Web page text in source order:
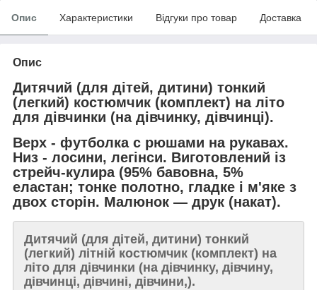
Опис Характеристики Відгуки про товар Доставка
Опис
Дитячий (для дітей, дитини) тонкий
(легкий) костюмчик (комплект) на літо
для дівчинки (на дівчинку, дівчинці).
Верх - футболка c рюшами на рукавах.
Низ - лосини, легінси. Виготовлений із
стрейч-кулира (95% бавовна, 5%
еластан; тонке полотно, гладке і м'яке з
двох сторін. Малюнок ― друк (накат).
Дитячий (для дітей, дитини) тонкий
(легкий) літній костюмчик (комплект) на
літо для дівчинки (на дівчинку, дівчину,
дівчинці, дівчині, дівчини,).